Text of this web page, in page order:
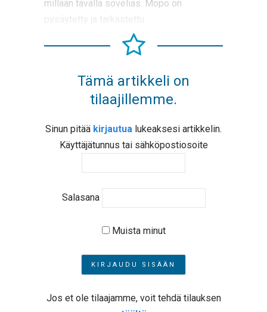
millään tavalla sovelias. Mopo on
pysäytetty ja tarkastettu.
Tämä artikkeli on
tilaajillemme.
Sinun pitää kirjautua lukeaksesi artikkelin.
Käyttäjätunnus tai sähköpostiosoite
Salasana
Muista minut
Jos et ole tilaajamme, voit tehdä tilauksen